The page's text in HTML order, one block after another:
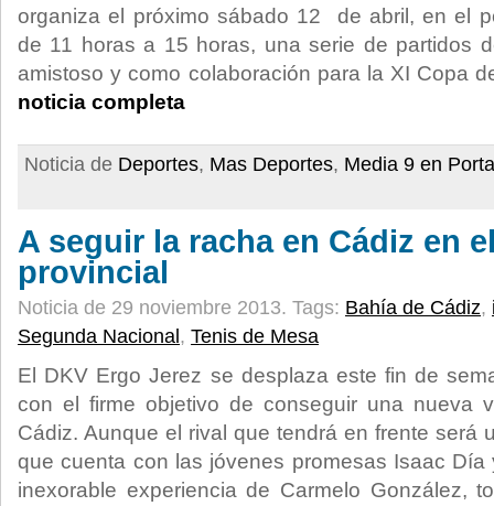
organiza el próximo sábado 12 de abril, en el
de 11 horas a 15 horas, una serie de partidos
amistoso y como colaboración para la XI Copa
noticia completa
Noticia de Deportes, Mas Deportes, Media 9 en
A seguir la racha en Cádiz en
provincial
Noticia de 29 noviembre 2013. Tags: Bahía de Cádiz,
Segunda Nacional , Tenis de Mesa
El DKV Ergo Jerez se desplaza este fin de
con el firme objetivo de conseguir una nueva
Cádiz. Aunque el rival que tendrá en frente será
que cuenta con las jóvenes promesas Isaac
inexorable experiencia de Carmelo González,